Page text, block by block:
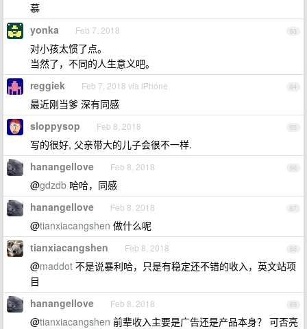
慕
63
yonka Feb 7, 2018
对小孩太惯了点。
当然了，不同的人生意义吧。
64
reggiek Feb 7, 2018 via iPhone
最近刚当爹 深有同感
65
sloppysop Feb 8, 2018
写的很好, 父亲带大的儿子会很不一样.
66
hanangellove Feb 8, 2018
@gdzdb 哈哈，同感
67
hanangellove Feb 8, 2018
@tianxiacangshen 做什么呢
68
tianxiacangshen Feb 8, 2018
@maddot 不是说暴利哈，只是有稳定还不错的收入，英文站项
目
69
hanangellove Feb 8, 2018
@tianxiacangshen 前辈收入主要是广告还是产品本身？ 可否亮